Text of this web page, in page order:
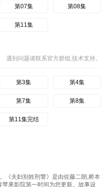
第07集 第08集
第11集
遇到问题请联系官方群组,技术支持。
第3集 第4集
第7集 第8集
第11集完结
。《夫妇别姓刑警》是由佐藤二朗,桥本
果影院第一时间为您更新。故事设